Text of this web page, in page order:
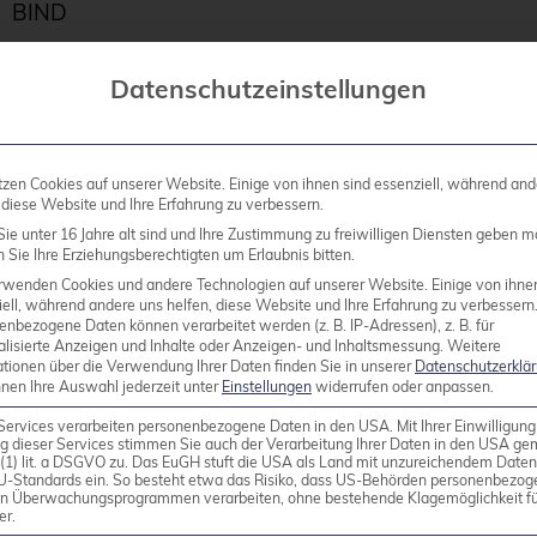
BIND
häufigsten eingesetzte DNS (Domain Name
Internets, es übersetzt, mit Hilfe eines
lauffähig.
Datenschutzeinstellungen
Cookies auf unserer Website. Einige von ihnen sind essenziell, während
Website und Ihre Erfahrung zu verbessern.
unter 16 Jahre alt sind und Ihre Zustimmung zu freiwilligen Diensten geben
Sie Ihre Erziehungsberechtigten um Erlaubnis bitten.
Cookies und andere Technologien auf unserer Website. Einige von
während andere uns helfen, diese Website und Ihre Erfahrung zu verbessern.
Daten können verarbeitet werden (z. B. IP-Adressen), z. B. für
Anzeigen und Inhalte oder Anzeigen- und Inhaltsmessung. Weitere
über die Verwendung Ihrer Daten finden Sie in unserer
Ihre Auswahl jederzeit unter Einstellungen widerrufen oder anpassen.
verarbeiten personenbezogene Daten in den USA. Mit Ihrer
dieser Services stimmen Sie auch der Verarbeitung Ihrer Daten in den USA
lit. a DSGVO zu. Das EuGH stuft die USA als Land mit unzureichendem
Standards ein. So besteht etwa das Risiko, dass US-Behörden
Überwachungsprogrammen verarbeiten, ohne bestehende Klagemöglichkeit